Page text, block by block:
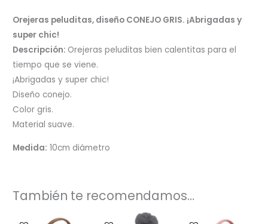
Orejeras peluditas, diseño CONEJO GRIS. ¡Abrigadas y
super chic!
Descripción: Orejeras peluditas bien calentitas para el
tiempo que se viene.
¡Abrigadas y super chic!
Diseño conejo.
Color gris.
Material suave.
Medida: 10cm diámetro
También te recomendamos…